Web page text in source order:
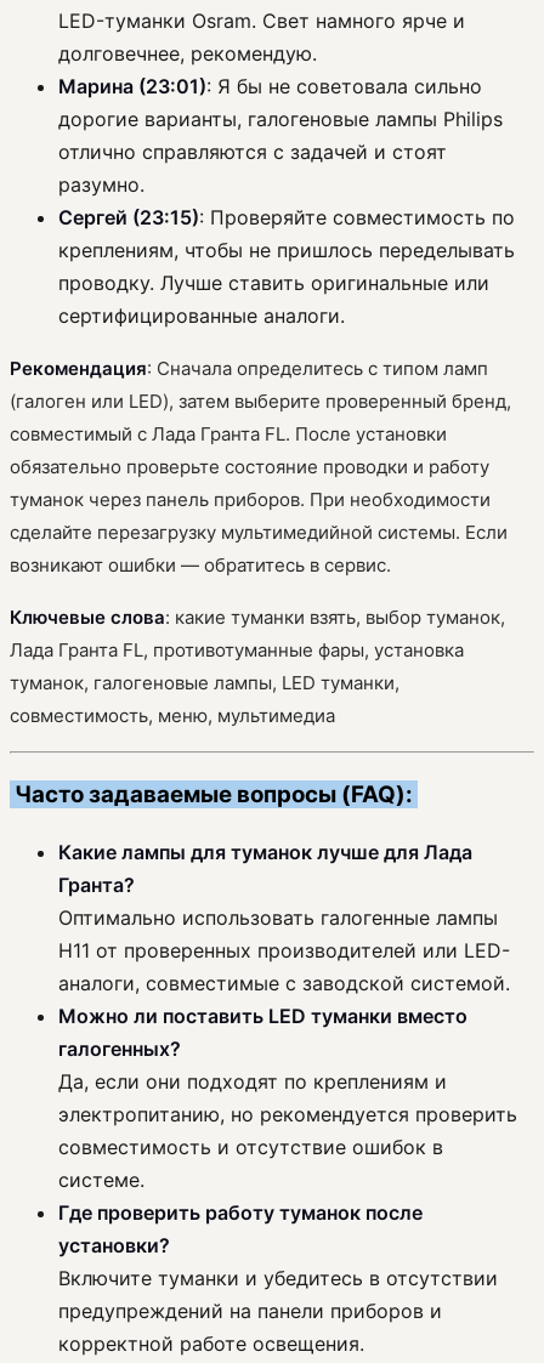
LED-туманки Osram. Свет намного ярче и
долговечнее, рекомендую.
Марина (23:01): Я бы не советовала сильно
дорогие варианты, галогеновые лампы Philips
отлично справляются с задачей и стоят
разумно.
Сергей (23:15): Проверяйте совместимость по
креплениям, чтобы не пришлось переделывать
проводку. Лучше ставить оригинальные или
сертифицированные аналоги.
Рекомендация: Сначала определитесь с типом ламп
(галоген или LED), затем выберите проверенный бренд,
совместимый с Лада Гранта FL. После установки
обязательно проверьте состояние проводки и работу
туманок через панель приборов. При необходимости
сделайте перезагрузку мультимедийной системы. Если
возникают ошибки — обратитесь в сервис.
Ключевые слова: какие туманки взять, выбор туманок,
Лада Гранта FL, противотуманные фары, установка
туманок, галогеновые лампы, LED туманки,
совместимость, меню, мультимедиа
Часто задаваемые вопросы (FAQ):
Какие лампы для туманок лучше для Лада
Гранта?
Оптимально использовать галогенные лампы
H11 от проверенных производителей или LED-
аналоги, совместимые с заводской системой.
Можно ли поставить LED туманки вместо
галогенных?
Да, если они подходят по креплениям и
электропитанию, но рекомендуется проверить
совместимость и отсутствие ошибок в
системе.
Где проверить работу туманок после
установки?
Включите туманки и убедитесь в отсутствии
предупреждений на панели приборов и
корректной работе освещения.